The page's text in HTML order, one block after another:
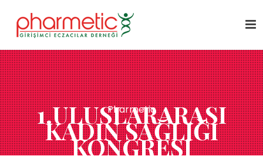
1.ULUSLARARASI
KADIN SAĞLIĞI
KONGRESI
Pharmetic